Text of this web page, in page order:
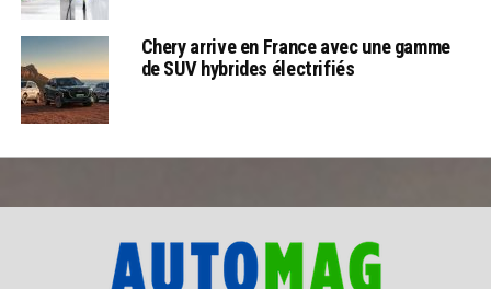
Chery arrive en France avec une gamme
de SUV hybrides électrifiés